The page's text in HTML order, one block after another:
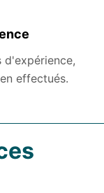
d'expérience,
effectués.